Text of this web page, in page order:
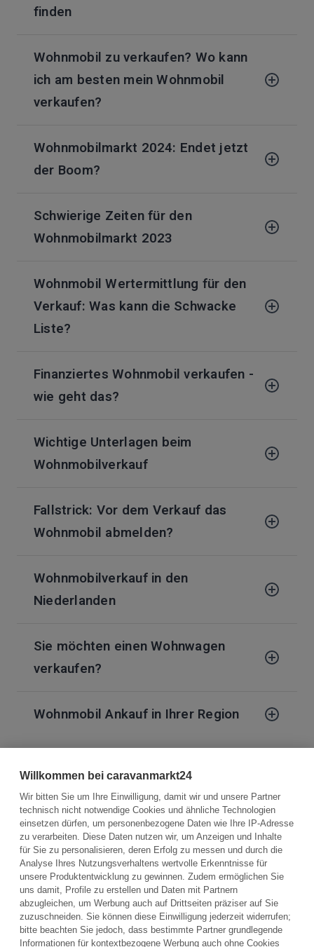
finden
Wohnmobil zu verkaufen? Wo kann
ich am besten mein Wohnmobil
verkaufen?
Wohnmobilmarkt 2024: Endet jetzt
der Boom?
Schwierige Zeiten für den
Wohnmobilmarkt 2023
Wohnmobil Wertermittlung für den
Verkauf: Was kann die Schwacke
Liste?
Finanziertes Wohnmobil verkaufen -
wie geht das?
Wichtige Unterlagen beim
Wohnmobilverkauf
Fallstrick: Vor dem Verkauf das
Wohnmobil abmelden?
Wohnmobilverkauf in den
Niederlanden
Sie möchten einen Wohnwagen
verkaufen?
Wohnmobil Ankauf in Ihrer Region
Kostenloses Angebot einholen
Willkommen bei caravanmarkt24
Wir bitten Sie um Ihre Einwilligung, damit wir und unsere Partner
technisch nicht notwendige Cookies und ähnliche Technologien
einsetzen dürfen, um personenbezogene Daten wie Ihre IP-Adresse
zu verarbeiten. Diese Daten nutzen wir, um Anzeigen und Inhalte
für Sie zu personalisieren, deren Erfolg zu messen und durch die
Analyse Ihres Nutzungsverhaltens wertvolle Erkenntnisse für
unsere Produktentwicklung zu gewinnen. Zudem ermöglichen Sie
uns damit, Profile zu erstellen und Daten mit Partnern
abzugleichen, um Werbung auch auf Drittseiten präziser auf Sie
zuzuschneiden. Sie können diese Einwilligung jederzeit widerrufen;
bitte beachten Sie jedoch, dass bestimmte Partner grundlegende
Informationen für kontextbezogene Werbung auch ohne Cookies